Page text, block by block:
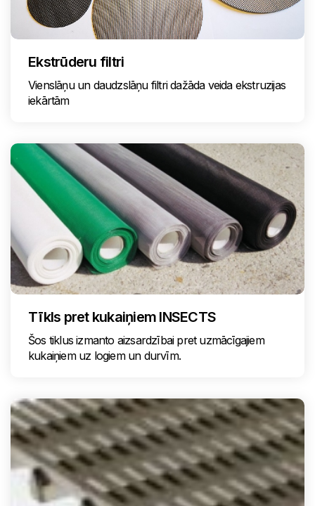
Ekstrūderu filtri
Vienslāņu un daudzslāņu filtri dažāda veida ekstruzijas
iekārtām
Tīkls pret kukaiņiem INSECTS
Šos tiklus izmanto aizsardzībai pret uzmācīgajiem
kukaiņiem uz logiem un durvīm.